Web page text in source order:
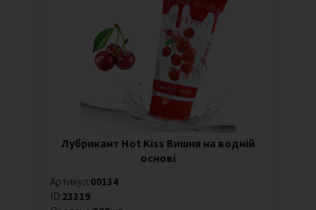
Лубрикант Hot Kiss Вишня на водній
основі
Артикул:00134
ID:23319